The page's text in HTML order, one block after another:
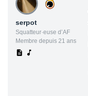
serpot
Squatteur·euse d’AF
Membre depuis 21 ans